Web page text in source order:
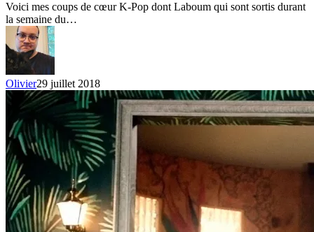
au
28
juillet
2018
–
Laboum
Voici mes coups de cœur K-Pop dont Laboum qui sont sortis durant
la semaine du…
Olivier29 juillet 2018